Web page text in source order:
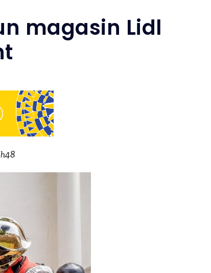
magasin Lidl